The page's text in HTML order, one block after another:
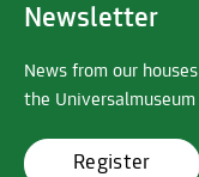
Newsletter
News from our
the Universalmuseum
Register